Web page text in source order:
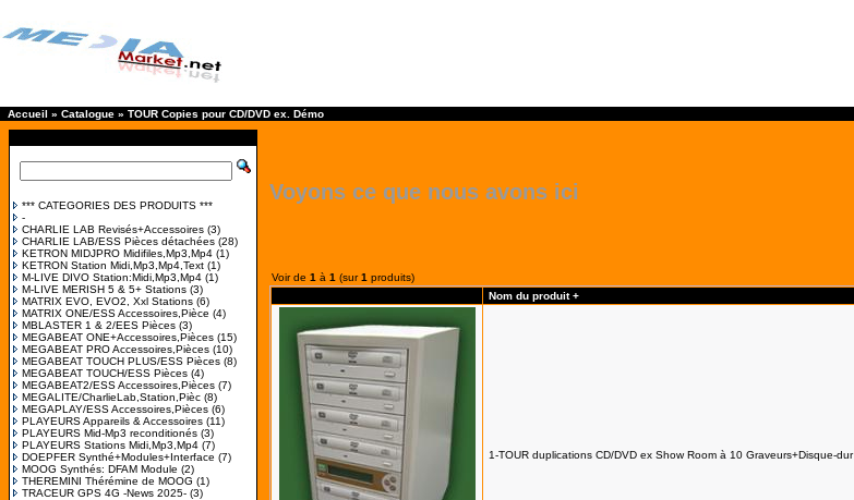
Accueil » Catalogue » TOUR Copies pour CD/DVD ex. Démo
*** CATEGORIES DES PRODUITS ***
-
CHARLIE LAB Revisés+Accessoires (3)
CHARLIE LAB/ESS Pièces détachées (28)
KETRON MIDJPRO Midifiles,Mp3,Mp4 (1)
KETRON Station Midi,Mp3,Mp4,Text (1)
M-LIVE DIVO Station:Midi,Mp3,Mp4 (1)
M-LIVE MERISH 5 & 5+ Stations (3)
MATRIX EVO, EVO2, Xxl Stations (6)
MATRIX ONE/ESS Accessoires,Pièce (4)
MBLASTER 1 & 2/EES Pièces (3)
MEGABEAT ONE+Accessoires,Pièces (15)
MEGABEAT PRO Accessoires,Pièces (10)
MEGABEAT TOUCH PLUS/ESS Pièces (8)
MEGABEAT TOUCH/ESS Pièces (4)
MEGABEAT2/ESS Accessoires,Pièces (7)
MEGALITE/CharlieLab,Station,Pièc (8)
MEGAPLAY/ESS Accessoires,Pièces (6)
PLAYEURS Appareils & Accessoires (11)
PLAYEURS Mid-Mp3 reconditionés (3)
PLAYEURS Stations Midi,Mp3,Mp4 (7)
DOEPFER Synthé+Modules+Interface (7)
MOOG Synthés: DFAM Module (2)
THEREMINI Thérémine de MOOG (1)
TRACEUR GPS 4G -News 2025- (3)
Voyons ce que nous avons ici
Voir de 1 à 1 (sur1 produits)
Nom du produit +
1-TOUR duplications CD/DVD ex Show Room à 10 Graveurs+Disque-dur